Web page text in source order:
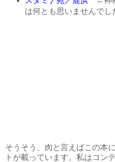
は何とも思いませんでし
そうそう、肉と言えばこの本
トが載っています。私はコン